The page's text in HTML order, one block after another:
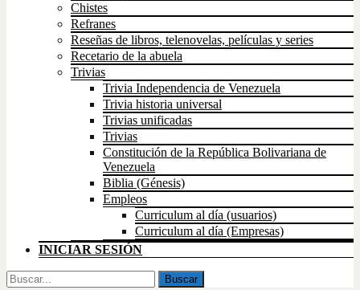
Chistes
Refranes
Reseñas de libros, telenovelas, películas y series
Recetario de la abuela
Trivias
Trivia Independencia de Venezuela
Trivia historia universal
Trivias unificadas
Trivias
Constitución de la República Bolivariana de
Venezuela
Biblia (Génesis)
Empleos
Curriculum al día (usuarios)
Curriculum al día (Empresas)
INICIAR SESIÓN
Buscar